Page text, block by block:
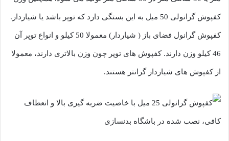
کفپوش گرانولی 50 میل به این بستگی دارد که توپر باشد یا شیاردار.
کفپوش گرانول فضای باز ( شیاردار) معمولا 50 کیلو و انواع توپر آن
46 کیلو وزن دارند. کفپوش های توپر چون وزن بالاتری دارند، معمولا
از کفپوش های شیاردار گرانتر هستند.